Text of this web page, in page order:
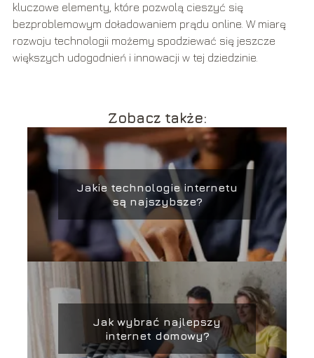
kluczowe elementy, które pozwolą cieszyć się
bezproblemowym doładowaniem prądu online. W miarę
rozwoju technologii możemy spodziewać się jeszcze
większych udogodnień i innowacji w tej dziedzinie.
Zobacz także:
Jakie technologie internetu
są najszybsze?
Jak wybrać najlepszy
internet domowy?